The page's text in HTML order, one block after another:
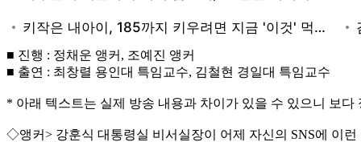
■ 진행 : 정채운 앵커, 조예진 앵커
■ 출연 : 최창렬 용인대 특임교수, 김철현 경일대 특임교수
* 아래 텍스트는 실제 방송 내용과 차이가 있을 수 있으니 보
◇앵커> 강훈식 대통령실 비서실장이 어제 자신의 SNS에 이